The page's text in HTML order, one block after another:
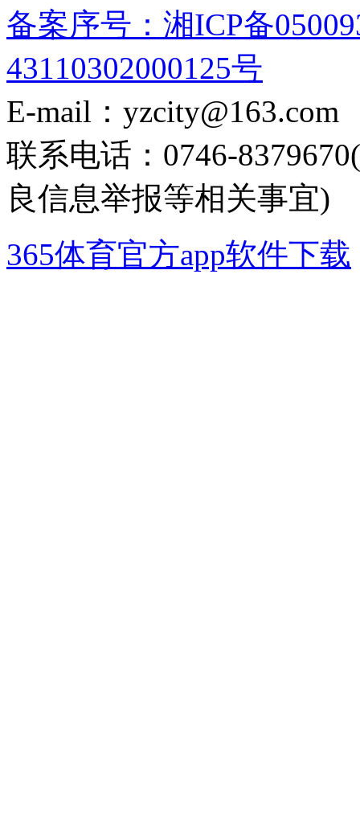
备案序号：湘ICP备
43110302000125号
E-mail：yzcity@163.com
联系电话：0746-
良信息举报等相关事宜)
365体育官方app软件下载